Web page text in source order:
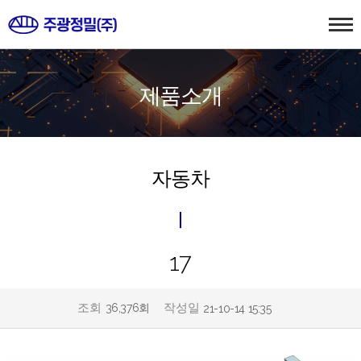
제품소개
자동차
17
조회 36,376회 작성일 21-10-14 15:35